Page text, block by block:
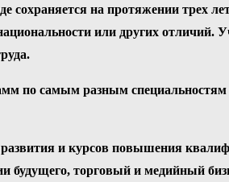
сохраняется на протяжении трех
или других
по самым разным
и курсов повышения
будущего, торговый и медийный